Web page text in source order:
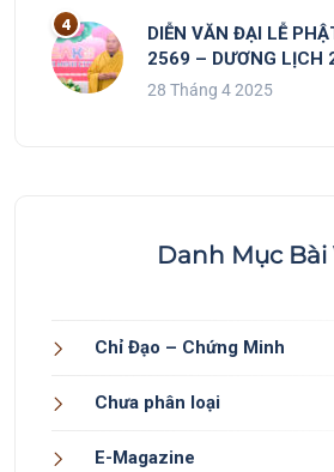
DIỄN VĂN ĐẠI LỄ
2569 – DƯƠNG LỊCH
28 Tháng 4 2025
Danh Mục Bài
Chỉ Đạo – Chứng Minh
Chưa phân loại
E-Magazine